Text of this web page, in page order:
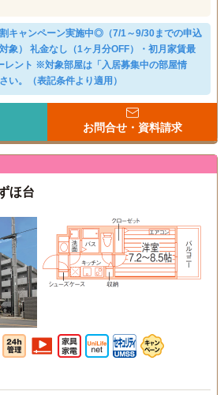
キャンペーン実施中◎（7/1～9/30までの申込
象） 礼金なし（1ヶ月分OFF）・初月家賃最
レント ※対象部屋は「入居募集中の部屋情
い。（表記条件より適用）
お問合せ・資料請求
ほ台